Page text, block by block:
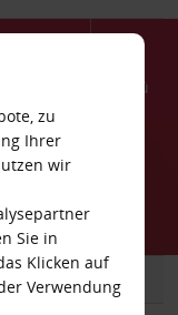
Menü
TRANSPORTER
zu
Ihrer
wir
Sie in
Klicken auf
Verwendung